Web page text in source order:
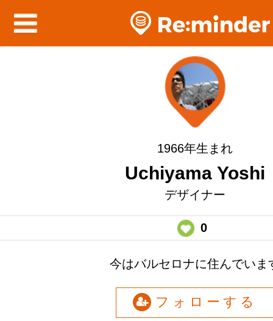
1966年生まれ
Uchiyama Yoshi
デザイナー
0
今はバルセロナに住んでいま
フォローする